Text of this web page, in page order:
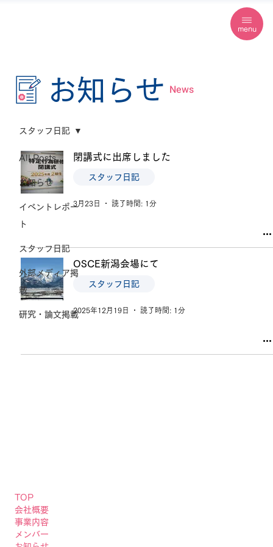
menu
All Posts
お知らせ
イベントレポー
ト
スタッフ日記
外部メディア掲
載
研究・論文掲載
スタッフ日記
閉講式に出席しました
スタッフ日記
3月23日 読了時間: 1分
OSCE新潟会場にて
スタッフ日記
2025年12月19日 読了時間: 1分
お知らせ News
TOP
会社概要
事業内容
メンバー